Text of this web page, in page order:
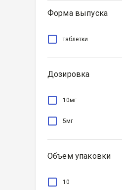
Форма выпуска
таблетки
Дозировка
10мг
5мг
Объем упаковки
10